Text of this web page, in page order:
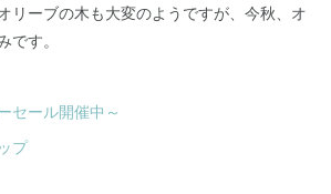
リーブの木も大変のようですが、今秋、オ
です。
セール開催中～
プ